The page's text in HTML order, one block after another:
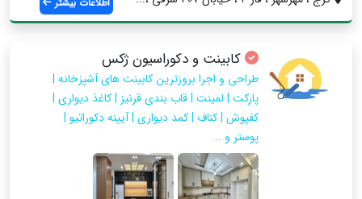
کابینت و دکوراسیون ژکس
طراحی و اجرا بروزترین کابینت های آشپزخانه |
پارکت | لمینت | قاب بندی قرنیز | کاغذ دیواری |
کفپوش | کناف | کمد دیواری | آیینه دکوراتیو |
پوستر و ...